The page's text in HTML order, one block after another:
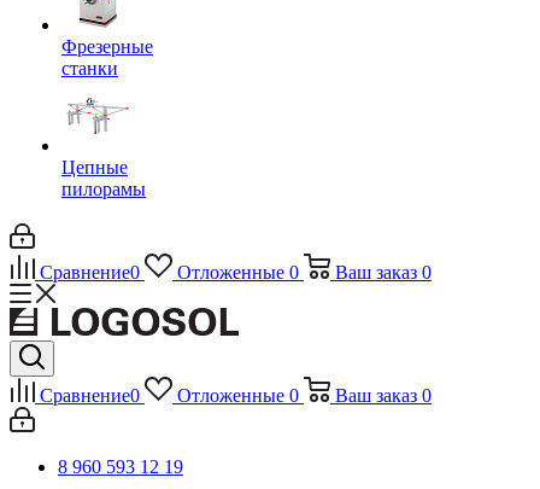
Фрезерные
станки
Цепные
пилорамы
Сравнение0 Отложенные 0 Ваш заказ 0
Сравнение0 Отложенные 0 Ваш заказ 0
8 960 593 12 19